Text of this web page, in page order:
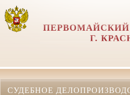
Г.
СУДЕБНОЕ